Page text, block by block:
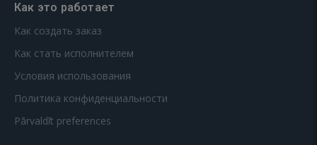
Как это работает
Как создать заказ
Как стать исполнителем
Условия использования
Политика конфиденциальности
Pārvaldīt preferences